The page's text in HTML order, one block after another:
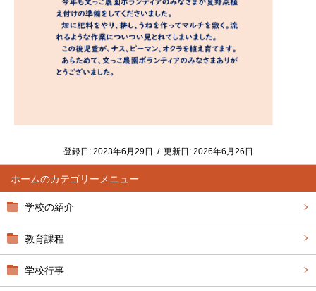
ホーム
学校の紹介
教育課程
学校行事
登録日: 2023年6月29日 / 更新日: 2026年6月26日